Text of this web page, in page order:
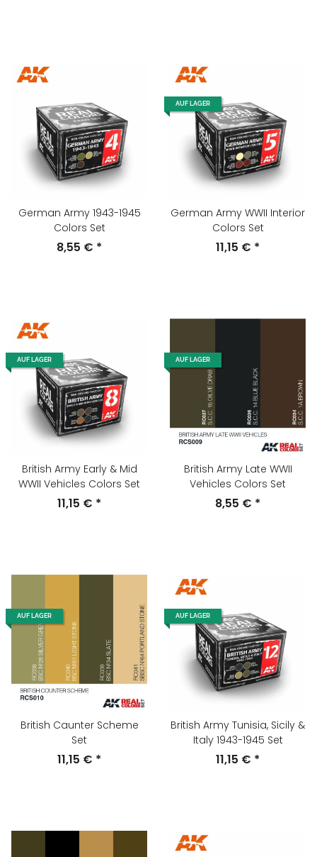
German Army 1943-1945
Colors Set
8,55 € *
AUF LAGER
German Army WWII Interior
Colors Set
11,15 € *
AUF LAGER
British Army Early & Mid
WWII Vehicles Colors Set
11,15 € *
AUF LAGER
British Army Late WWII
Vehicles Colors Set
8,55 € *
AUF LAGER
British Caunter Scheme
Set
11,15 € *
AUF LAGER
British Army Tunisia, Sicily &
Italy 1943-1945 Set
11,15 € *